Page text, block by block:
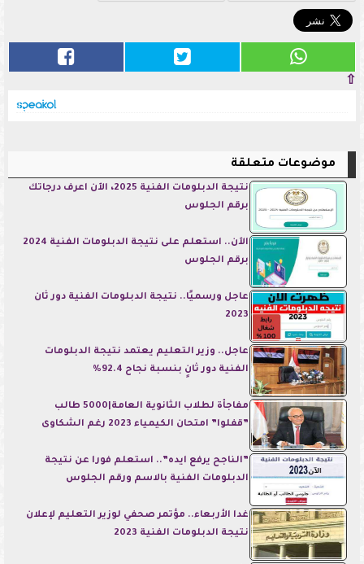
⇧
موضوعات متعلقة
نتيجة الدبلومات الفنية 2025، الآن اعرف درجاتك
برقم الجلوس
الآن.. استعلم على نتيجة الدبلومات الفنية 2024
برقم الجلوس
عاجل ورسميًا.. نتيجة الدبلومات الفنية دور ثان
2023
عاجل.. وزير التعليم يعتمد نتيجة الدبلومات
الفنية دور ثانٍ بنسبة نجاح 92.4%
مفاجأة لطلاب الثانوية العامة|5000 طالب
”قفلوا” امتحان الكيمياء 2023 رغم الشكاوى
”الناجح يرفع ايده”.. استعلم فورا عن نتيجة
الدبلومات الفنية بالاسم ورقم الجلوس
غدا الأربعاء.. مؤتمر صحفي لوزير التعليم لإعلان
نتيجة الدبلومات الفنية 2023